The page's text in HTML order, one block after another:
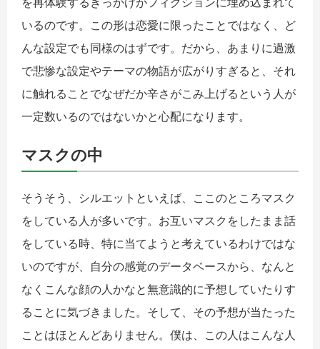
いるのです。この形は恋愛に限ったことではなく、ど
んな設定でも同様のはずです。だから、あまりに過激
で悲惨な設定やテーマの物語が広がりすぎると、それ
に触れることでなぜだか辛さがこみ上げるという人が
一定数いるのではないかと心配になります。
マスクの中
そうそう、シルエットといえば、ここのところマスク
をしている人が多いです。お互いマスクをしたまま話
をしている時、特に当てようと考えているわけではな
いのですが、自分の感覚のデータベースから、なんと
なくこんな顔の人かなと無意識的に予想していたりす
ることに気づきました。そして、その予想が当たった
ことはほとんどありません。僕は、この人はこんな人